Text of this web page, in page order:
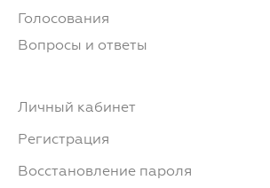
Голосования
Вопросы и ответы
Личный кабинет
Регистрация
Восстановление пароля